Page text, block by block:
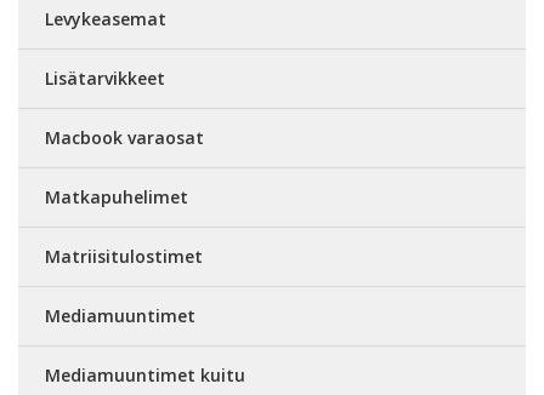
Levykeasemat
Lisätarvikkeet
Macbook varaosat
Matkapuhelimet
Matriisitulostimet
Mediamuuntimet
Mediamuuntimet kuitu